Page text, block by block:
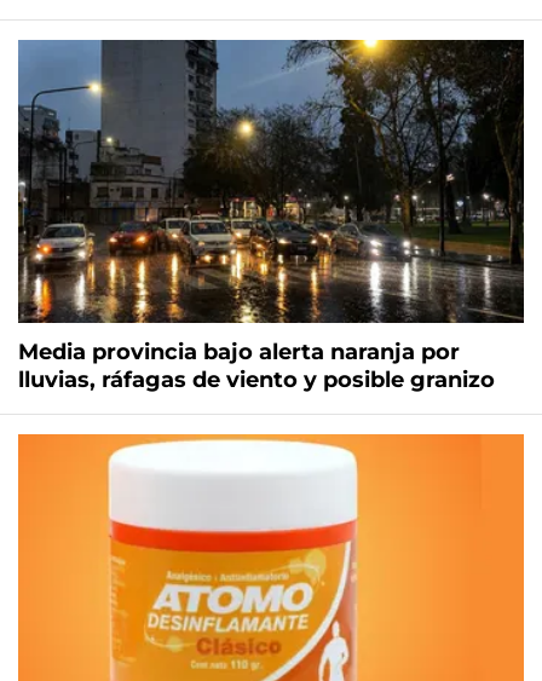
Media provincia bajo alerta naranja por
lluvias, ráfagas de viento y posible granizo